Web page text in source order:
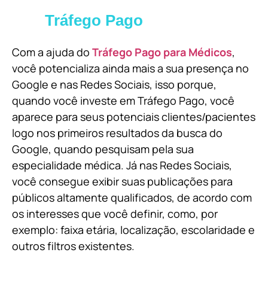
Tráfego Pago
Com a ajuda do Tráfego Pago para Médicos,
você potencializa ainda mais a sua presença no
Google e nas Redes Sociais, isso porque,
quando você investe em Tráfego Pago, você
aparece para seus potenciais clientes/pacientes
logo nos primeiros resultados da busca do
Google, quando pesquisam pela sua
especialidade médica. Já nas Redes Sociais,
você consegue exibir suas publicações para
públicos altamente qualificados, de acordo com
os interesses que você definir, como, por
exemplo: faixa etária, localização, escolaridade e
outros filtros existentes.